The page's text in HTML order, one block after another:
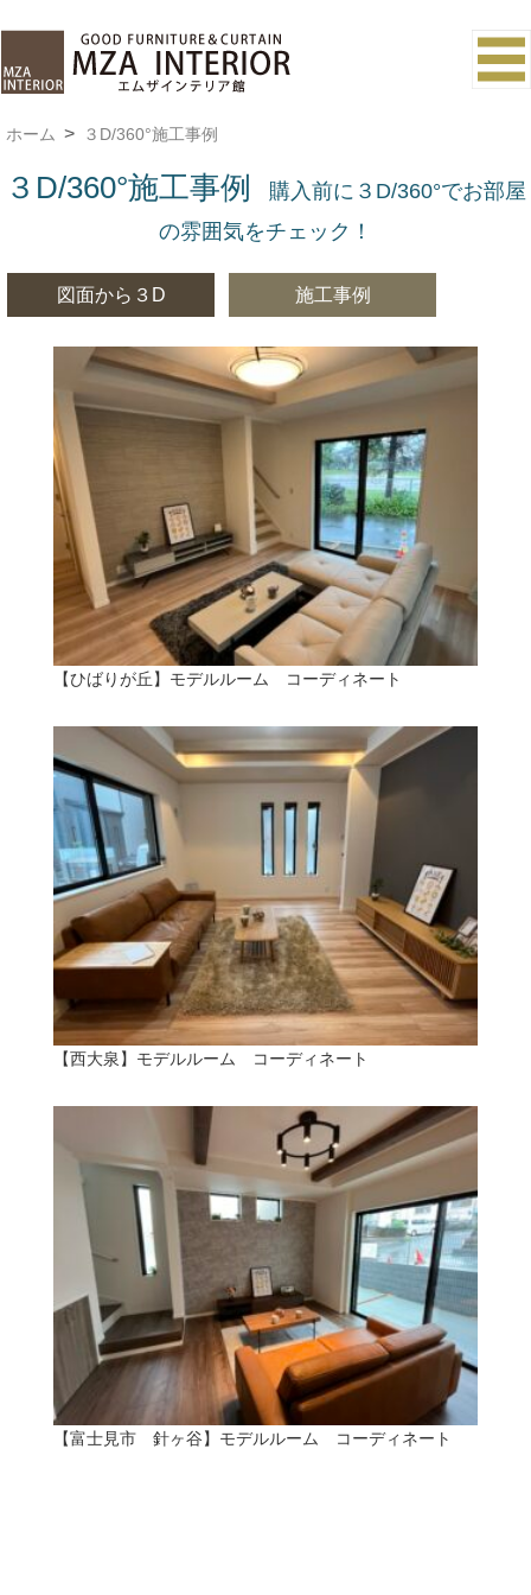
ホーム ３D/360°施工事例
３D/360°施工事例
購入前に３D/360°でお部屋
の雰囲気をチェック！
図面から３D 施工事例
【ひばりが丘】モデルルーム コーディネート
【西大泉】モデルルーム コーディネート
【富士見市 針ヶ谷】モデルルーム コーディネート